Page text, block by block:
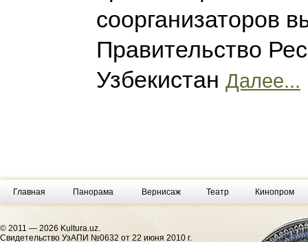
соорганизаторов
Правительство
Узбекистан Далее...
Главная Панорама Вернисаж Театр Кинопром
© 2011 — 2026 Kultura.uz.
Cвидетельство УзАПИ №0632 от 22 июня 2010 г.